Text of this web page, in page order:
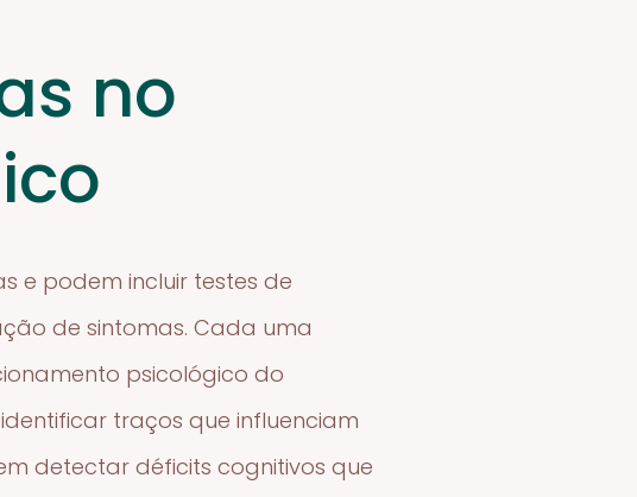
no
e podem incluir testes de
de sintomas. Cada uma
psicológico do
traços que influenciam
detectar déficits cognitivos que